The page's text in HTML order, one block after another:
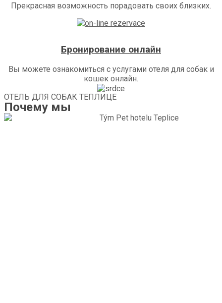
Прекрасная возможность порадовать своих близких.
Бронирование онлайн
Вы можете ознакомиться с услугами отеля для собак и
кошек онлайн.
ОТЕЛЬ ДЛЯ СОБАК ТЕПЛИЦЕ
Почему мы